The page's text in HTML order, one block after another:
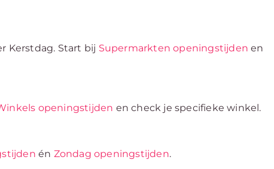
Kerstdag. Start bij Supermarkten openingstijden en
openingstijden en check je specifieke winkel.
én Zondag openingstijden.